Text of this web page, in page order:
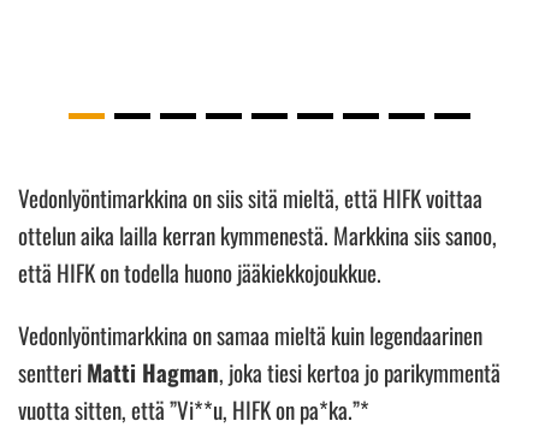
Vedonlyöntimarkkina on siis sitä mieltä, että HIFK voittaa
ottelun aika lailla kerran kymmenestä. Markkina siis sanoo,
että HIFK on todella huono jääkiekkojoukkue.
Vedonlyöntimarkkina on samaa mieltä kuin legendaarinen
sentteriMatti Hagman, joka tiesi kertoa jo parikymmentä
vuotta sitten, että ”Vi**u, HIFK on pa*ka.”*